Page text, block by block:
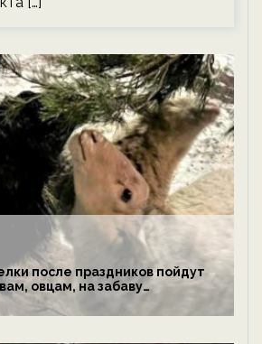
после праздников пойдут
овцам, на забаву
и леопардам — новости